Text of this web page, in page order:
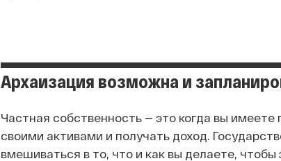
Архаизация возможна и
Частная собственность — это когда вы
своими активами и получать доход.
вмешиваться в то, что и как вы делаете,